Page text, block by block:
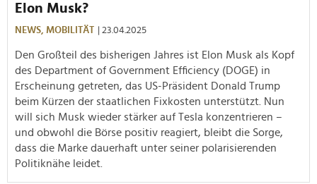
Elon Musk?
NEWS, MOBILITÄT | 23.04.2025
Den Großteil des bisherigen Jahres ist Elon Musk als Kopf
des Department of Government Efficiency (DOGE) in
Erscheinung getreten, das US-Präsident Donald Trump
beim Kürzen der staatlichen Fixkosten unterstützt. Nun
will sich Musk wieder stärker auf Tesla konzentrieren –
und obwohl die Börse positiv reagiert, bleibt die Sorge,
dass die Marke dauerhaft unter seiner polarisierenden
Politiknähe leidet.